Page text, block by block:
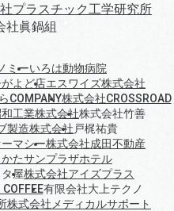
プラスチック工学研究所
社眞鍋組
ミーいろは動物病院
よど店エスワイズ株式会社
COMPANY株式会社CROSSROAD
和工業株式会社株式会社竹善
製造株式会社 戸梶祐貴
マシー株式会社成田不動産
たサンプラザホテル
屋株式会社アイズプラス
COFFEE有限会社大上テクノ
株式会社メディカルサポート